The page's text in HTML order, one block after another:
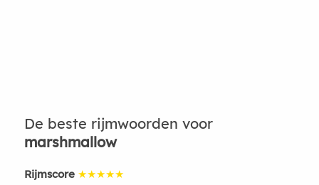
De beste rijmwoorden voor
marshmallow
Rijmscore ★★★★★